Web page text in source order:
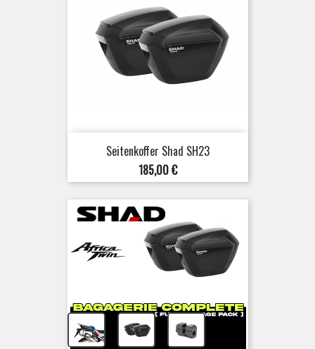
Seitenkoffer Shad SH23
Preis
185,00 €